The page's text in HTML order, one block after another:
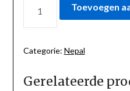
BLUSH
AANTAL
Toevoegen
Categorie: Nepal
Gerelateerde